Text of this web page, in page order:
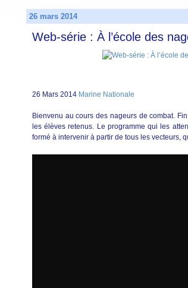
26 mars 2014
Web-série : À l’école des
26 Mars 2014 Marine Nationale
Bienvenu au cours des nageurs de combat.
les élèves retenus. Le programme qui les
formé à intervenir à partir de tous les vecteurs,